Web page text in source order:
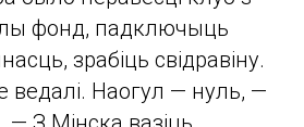
фонд, падключыць
зрабіць свідравіну.
ведалі. Наогул — нуль, —